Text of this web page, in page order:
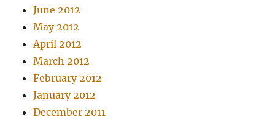
June 2012
May 2012
April 2012
March 2012
February 2012
January 2012
December 2011